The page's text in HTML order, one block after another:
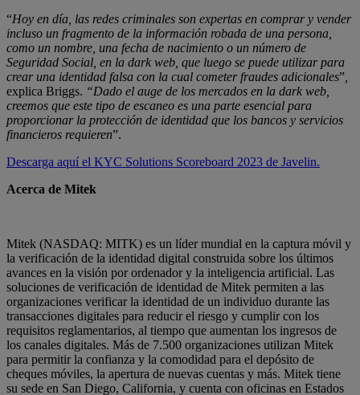
“Hoy en día, las redes criminales son expertas en comprar y vender
incluso un fragmento de la información robada de una persona,
como un nombre, una fecha de nacimiento o un número de
Seguridad Social, en la dark web, que luego se puede utilizar para
crear una identidad falsa con la cual cometer fraudes adicionales”
explica Briggs. “Dado el auge de los mercados en la dark web,
creemos que este tipo de escaneo es una parte esencial para
proporcionar la protección de identidad que los bancos y servicios
financieros requieren”.
Descarga aquí el KYC Solutions Scoreboard 2023 de Javelin.
Acerca de Mitek
Mitek (NASDAQ: MITK) es un líder mundial en la captura móvil y
la verificación de la identidad digital construida sobre los últimos
avances en la visión por ordenador y la inteligencia artificial. Las
soluciones de verificación de identidad de Mitek permiten a las
organizaciones verificar la identidad de un individuo durante las
transacciones digitales para reducir el riesgo y cumplir con los
requisitos reglamentarios, al tiempo que aumentan los ingresos de
los canales digitales. Más de 7.500 organizaciones utilizan Mitek
para permitir la confianza y la comodidad para el depósito de
cheques móviles, la apertura de nuevas cuentas y más. Mitek tiene
su sede en San Diego, California, y cuenta con oficinas en Estados